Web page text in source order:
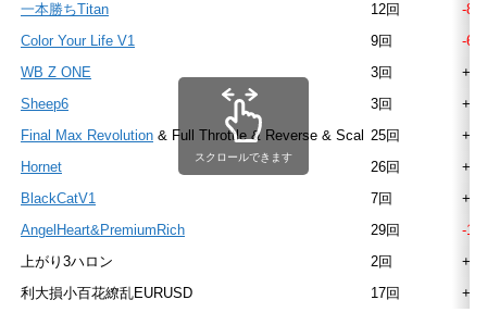
一本勝ちTitan
12回
-
Color Your Life V1
9回
-
WB Z ONE
3回
Sheep6
3回
Final Max Revolution & Full Throttle & Reverse & Scal 25回
Hornet
26回
BlackCatV1
7回
AngelHeart&PremiumRich
29回
-
上がり3ハロン
2回
利大損小百花繚乱EURUSD
17回
スクロールできます